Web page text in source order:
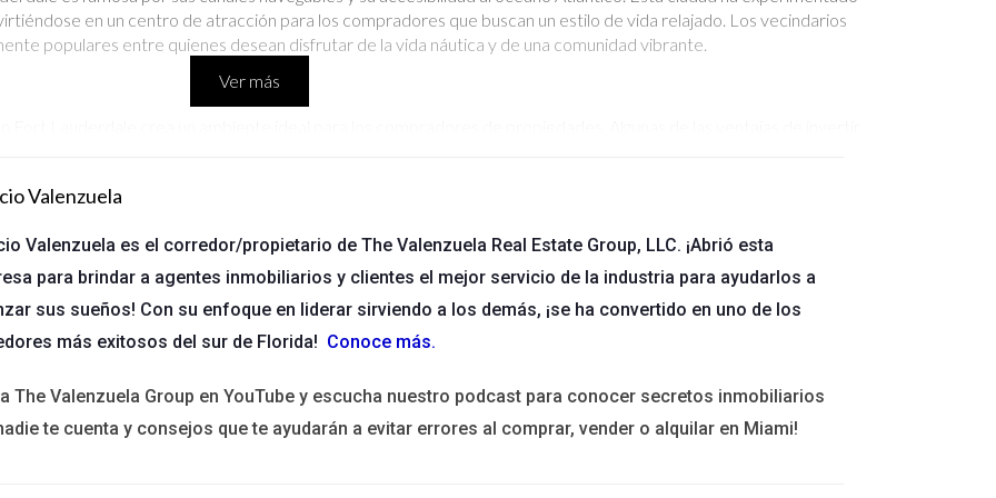
en un centro de atracción para los compradores que buscan un estilo de vida relajado. Los vecindarios
populares entre quienes desean disfrutar de la vida náutica y de una comunidad vibrante.
locales.
al aire libre.
más opciones de trabajo y entretenimiento.
a nuevos residentes.
atractivo para vivir debido a su ambiente cultural y sus eventos artísticos. Con un mercado inmobiliario en
equilibrio entre la tranquilidad de la vida suburbana y el acceso a experiencias urbanas. Su proximidad a la costa y
privilegiado para disfrutar del aire libre.
Ver más
Valenzuela
Valenzuela es el corredor/propietario de The Valenzuela Real Estate Group, LLC. ¡Abrió esta
para brindar a agentes inmobiliarios y clientes el mejor servicio de la industria para ayudarlos a
sus sueños! Con su enfoque en liderar sirviendo a los demás, ¡se ha convertido en uno de los
más exitosos del sur de Florida! Conoce más.
The Valenzuela Group en YouTube y escucha nuestro podcast para conocer secretos inmobiliarios
te cuenta y consejos que te ayudarán a evitar errores al comprar, vender o alquilar en Miami!